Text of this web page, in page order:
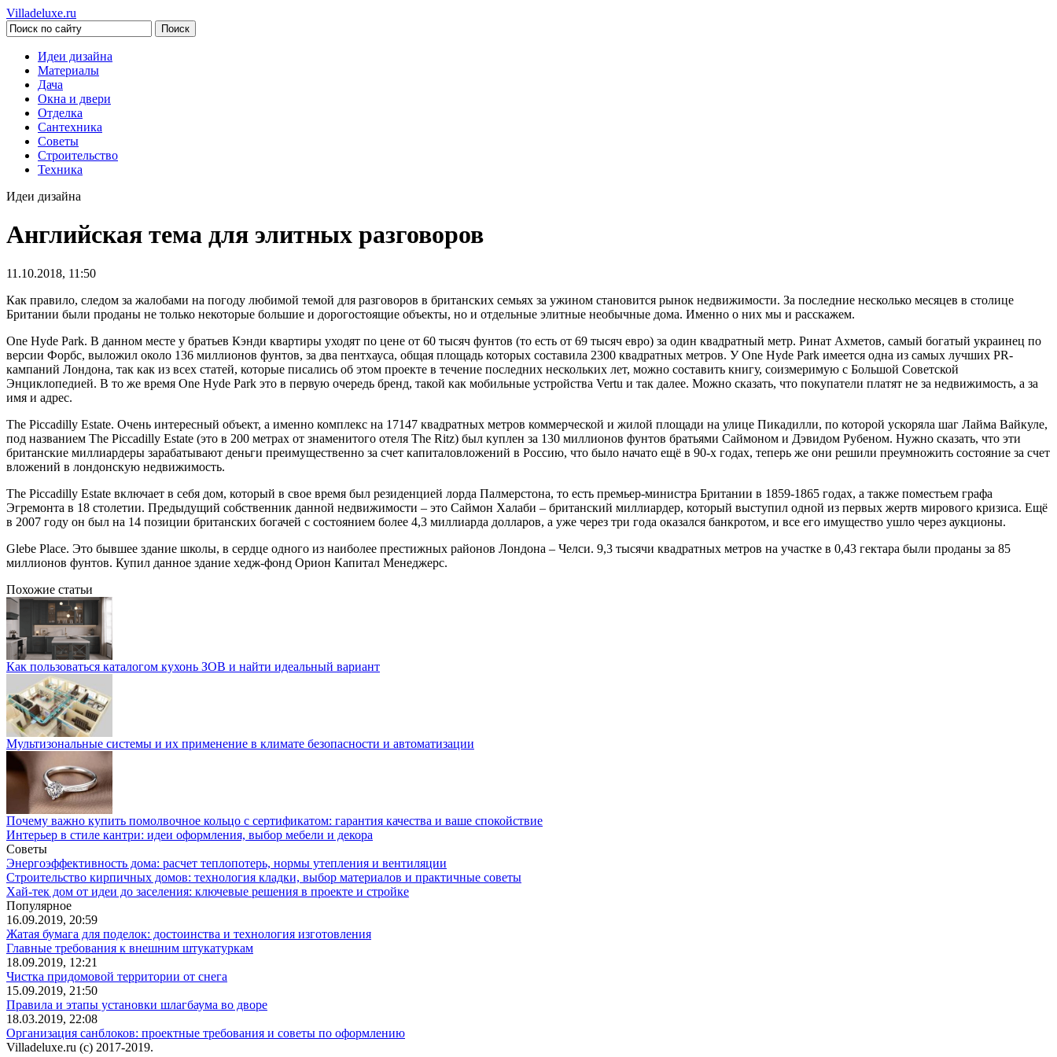
Villadeluxe.ru
Идеи дизайна
Материалы
Дача
Окна и двери
Отделка
Сантехника
Советы
Строительство
Техника
Идеи дизайна
Английская тема для элитных разговоров
11.10.2018, 11:50
Как правило, следом за жалобами на погоду любимой темой для разговоров в британских семьях за ужином становится рынок недвижимости. За последние несколько месяцев в столице
Британии были проданы не только некоторые большие и дорогостоящие объекты, но и отдельные элитные необычные дома. Именно о них мы и расскажем.
One Hyde Park. В данном месте у братьев Кэнди квартиры уходят по цене от 60 тысяч фунтов (то есть от 69 тысяч евро) за один квадратный метр. Ринат Ахметов, самый богатый украинец по
версии Форбс, выложил около 136 миллионов фунтов, за два пентхауса, общая площадь которых составила 2300 квадратных метров. У One Hyde Park имеется одна из самых лучших PR-
кампаний Лондона, так как из всех статей, которые писались об этом проекте в течение последних нескольких лет, можно составить книгу, соизмеримую с Большой Советской
Энциклопедией. В то же время One Hyde Park это в первую очередь бренд, такой как мобильные устройства Vertu и так далее. Можно сказать, что покупатели платят не за недвижимость, а за
имя и адрес.
The Piccadilly Estate. Очень интересный объект, а именно комплекс на 17147 квадратных метров коммерческой и жилой площади на улице Пикадилли, по которой ускоряла шаг Лайма Вайкуле,
под названием The Piccadilly Estate (это в 200 метрах от знаменитого отеля The Ritz) был куплен за 130 миллионов фунтов братьями Саймоном и Дэвидом Рубеном. Нужно сказать, что эти
британские миллиардеры зарабатывают деньги преимущественно за счет капиталовложений в Россию, что было начато ещё в 90-х годах, теперь же они решили преумножить состояние за счет
вложений в лондонскую недвижимость.
The Piccadilly Estate включает в себя дом, который в свое время был резиденцией лорда Палмерстона, то есть премьер-министра Британии в 1859-1865 годах, а также поместьем графа
Эгремонта в 18 столетии. Предыдущий собственник данной недвижимости – это Саймон Халаби – британский миллиардер, который выступил одной из первых жертв мирового кризиса. Ещё
в 2007 году он был на 14 позиции британских богачей с состоянием более 4,3 миллиарда долларов, а уже через три года оказался банкротом, и все его имущество ушло через аукционы.
Glebe Place. Это бывшее здание школы, в сердце одного из наиболее престижных районов Лондона – Челси. 9,3 тысячи квадратных метров на участке в 0,43 гектара были проданы за 85
миллионов фунтов. Купил данное здание хедж-фонд Орион Капитал Менеджерс.
Похожие статьи
Как пользоваться каталогом кухонь ЗОВ и найти идеальный вариант
Мультизональные системы и их применение в климате безопасности и автоматизации
Почему важно купить помолвочное кольцо с сертификатом: гарантия качества и ваше спокойствие
Интерьер в стиле кантри: идеи оформления, выбор мебели и декора
Советы
Энергоэффективность дома: расчет теплопотерь, нормы утепления и вентиляции
Строительство кирпичных домов: технология кладки, выбор материалов и практичные советы
Хай-тек дом от идеи до заселения: ключевые решения в проекте и стройке
Популярное
16.09.2019, 20:59
Жатая бумага для поделок: достоинства и технология изготовления
Главные требования к внешним штукатуркам
18.09.2019, 12:21
Чистка придомовой территории от снега
15.09.2019, 21:50
Правила и этапы установки шлагбаума во дворе
18.03.2019, 22:08
Организация санблоков: проектные требования и советы по оформлению
Villadeluxe.ru (c) 2017-2019.